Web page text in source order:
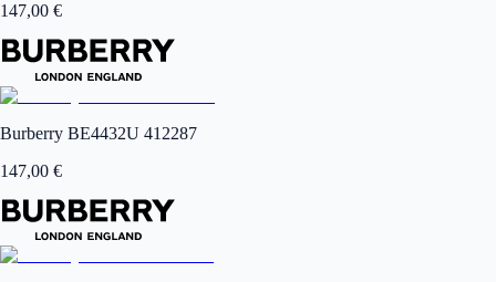
147,00 €
Burberry BE4432U 412287
147,00 €